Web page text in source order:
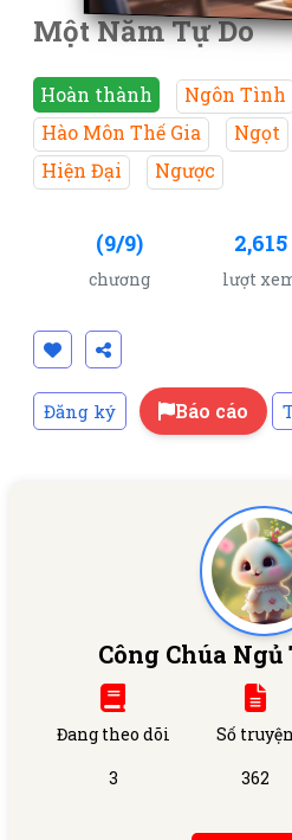
Một Năm Tự Do
Hoàn thành Ngôn Tình
Hào Môn Thế Gia
Ngọt
Hiện Đại
Ngược
(9/9)
chương
2,615
lượt
Đăng ký Báo cáo
Công Chúa
Đang theo dõi
3
Số truyện
362